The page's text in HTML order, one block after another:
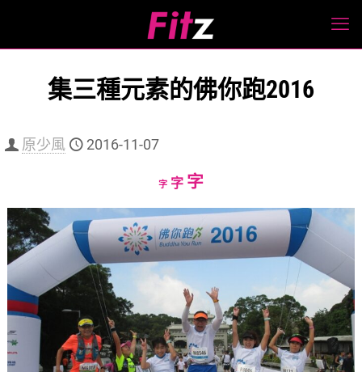
集三種元素的佛你跑2016
原少風 2016-11-07
字Decrease
字Reset
size.
字Increase
size.